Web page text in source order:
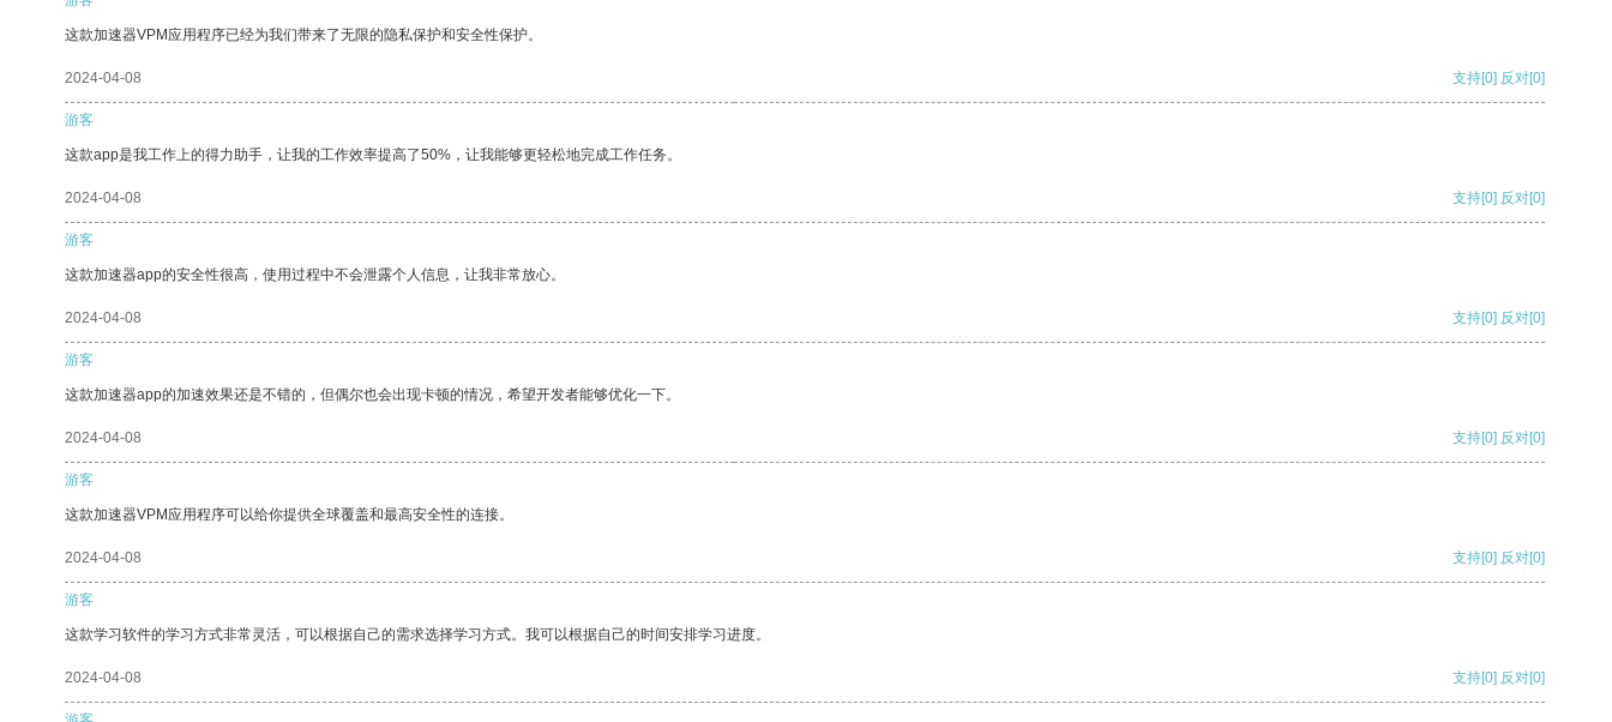
这款加速器VPM应用程序已经为我们带来了无限的隐私保护和安全性保护。
2024-04-08 支持[0] 反对[0]
游客
这款app是我工作上的得力助手，让我的工作效率提高了50%，让我能够更轻松地完成工作任务。
2024-04-08 支持[0] 反对[0]
游客
这款加速器app的安全性很高，使用过程中不会泄露个人信息，让我非常放心。
2024-04-08 支持[0] 反对[0]
游客
这款加速器app的加速效果还是不错的，但偶尔也会出现卡顿的情况，希望开发者能够优化一下。
2024-04-08 支持[0] 反对[0]
游客
这款加速器VPM应用程序可以给你提供全球覆盖和最高安全性的连接。
2024-04-08 支持[0] 反对[0]
游客
这款学习软件的学习方式非常灵活，可以根据自己的需求选择学习方式。我可以根据自己的时间安排学习进度。
2024-04-08 支持[0] 反对[0]